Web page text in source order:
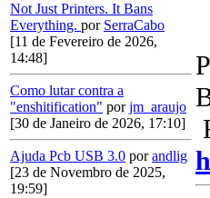
Not Just Printers. It Bans
Everything. por SerraCabo
[11 de Fevereiro de 2026,
14:48]
Como lutar contra a
"enshitification" porjm_araujo
[30 de Janeiro de 2026, 17:10]
Ajuda Pcb USB 3.0 porandlig
[23 de Novembro de 2025,
19:59]